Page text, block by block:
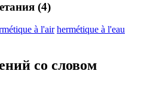
(4)
à l'air hermétique à l'eau
со словом